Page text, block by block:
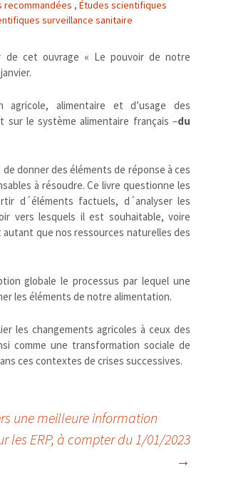
modes de
climatiques
infectieuse
cancérigène /
métaux lourds et
économie circulaire
nationale
superficielles et
fossiles
renouvelables /
numérique
épidémiologique
rapport économique
produits et
de santé, vaccins
à risque
adolescents
femmes enceintes /
électromagnétiques
recommandées , Études scientifiques
surveillance sanitaire
de cet ouvrage « Le pouvoir de notre
alimentaire et d’usage des
sur le système alimentaire français –du
donner des éléments de réponse à ces
à résoudre. Ce livre questionne les
d´éléments factuels, d´analyser les
vers lesquels il est souhaitable, voire
que nos ressources naturelles des
globale le processus par lequel une
les éléments de notre alimentation.
les changements agricoles à ceux des
comme une transformation sociale de
ces contextes de crises successives.
une meilleure information
les ERP, à compter du 1/01/2023
→